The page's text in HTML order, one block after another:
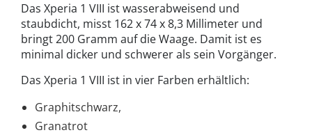
Das Xperia 1 VIII ist wasserabweisend und
staubdicht, misst 162 x 74 x 8,3 Millimeter und
bringt 200 Gramm auf die Waage. Damit ist es
minimal dicker und schwerer als sein Vorgänger.
Das Xperia 1 VIII ist in vier Farben erhältlich:
Graphitschwarz,
Granatrot